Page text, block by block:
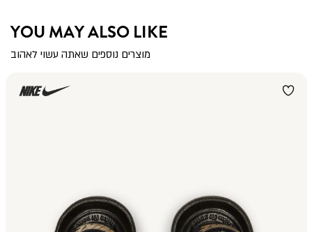
YOU MAY ALSO LIKE
מוצרים נוספים שאתה עשוי לאהוב